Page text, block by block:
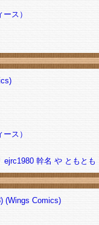
ス）
ス）
ejrc1980 幹名 や ともとも
(Wings Comics)